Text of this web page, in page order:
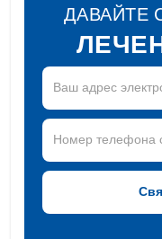
ДАВАЙТЕ